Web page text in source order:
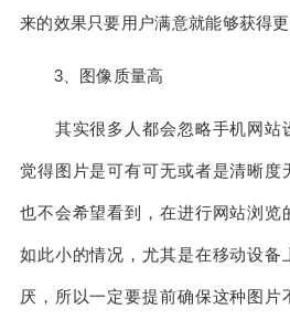
来的效果只要用户满意就能够获得更
3、图像质量高
其实很多人都会忽略手机网站
觉得图片是可有可无或者是清晰度
也不会希望看到，在进行网站浏览
如此小的情况，尤其是在移动设备
厌，所以一定要提前确保这种图片